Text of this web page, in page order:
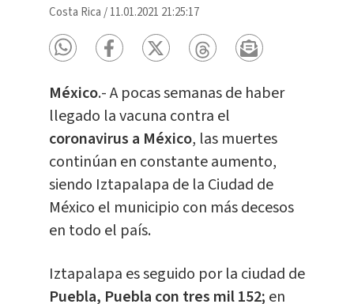
Costa Rica /11.01.2021 21:25:17
México.- A pocas semanas de haber
llegado la vacuna contra el
coronavirus a México, las muertes
continúan en constante aumento,
siendo Iztapalapa de la Ciudad de
México el municipio con más decesos
en todo el país.
Iztapalapa es seguido por la ciudad de
Puebla, Puebla con tres mil 152; en